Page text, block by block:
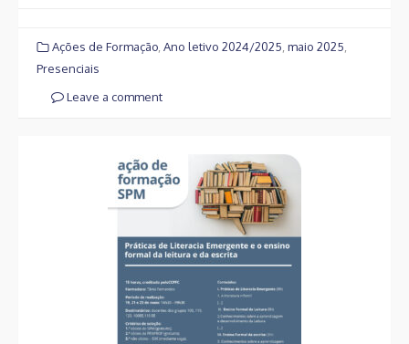
Ações de Formação, Ano letivo 2024/2025, maio 2025,
Presenciais
Leave a comment